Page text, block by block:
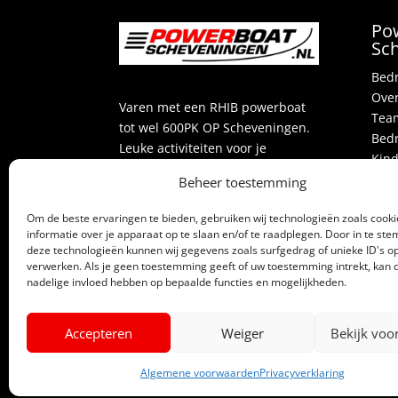
Beheer toestemming
Om de beste ervaringen te bieden, gebruiken wij technologieën zoals
informatie over je apparaat op te slaan en/of te raadplegen. Door in te
deze technologieën kunnen wij gegevens zoals surfgedrag of unieke ID's
verwerken. Als je geen toestemming geeft of uw toestemming intrekt, kan
nadelige invloed hebben op bepaalde functies en mogelijkheden.
Accepteren Weiger Bekijk
Algemene voorwaardenPrivacyverklaring
Varen met een RHIB powerboat
tot wel 600PK OP Scheveningen.
Leuke activiteiten voor je
groepsuitje.
Beoordeling door klanten:4,3/
5 42beoordelingen
Blog